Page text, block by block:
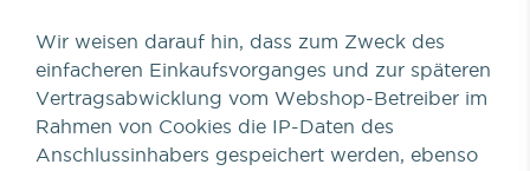
Wir weisen darauf hin, dass zum Zweck des
einfacheren Einkaufsvorganges und zur späteren
Vertragsabwicklung vom Webshop-Betreiber im
Rahmen von Cookies die IP-Daten des
Anschlussinhabers gespeichert werden, ebenso